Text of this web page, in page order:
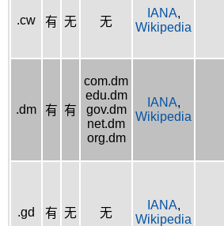
.cw 有 无 无
IANA,
Wikipedia
.dm 有 有
com.dm
edu.dm
gov.dm
net.dm
org.dm
IANA,
Wikipedia
.gd 有 无 无
IANA,
Wikipedia